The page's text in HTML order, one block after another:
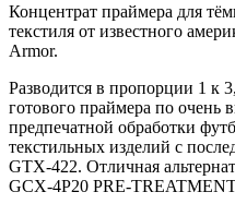
Концентрат праймера для
текстиля от известного
Armor.
Разводится в пропорции 1 к
готового праймера по очень
предпечатной обработки
текстильных изделий с
GTX-422. Отличная
GCX-4P20 PRE-